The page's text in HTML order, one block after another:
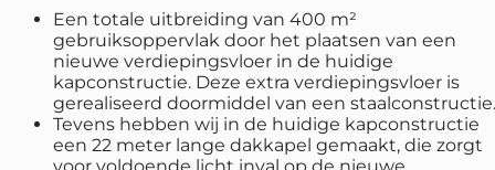
Een totale uitbreiding van 400 m²
gebruiksoppervlak door het plaatsen van een
nieuwe verdiepingsvloer in de huidige
kapconstructie. Deze extra verdiepingsvloer is
gerealiseerd doormiddel van een staalconstructie.
Tevens hebben wij in de huidige kapconstructie
een 22 meter lange dakkapel gemaakt, die zorgt